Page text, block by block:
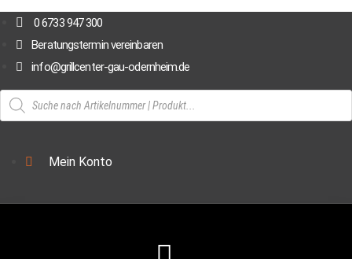
Inhalt
springen
0 6733 947 300
Beratungstermin vereinbaren
info@grillcenter-gau-odernheim.de
Products
search
Mein Konto